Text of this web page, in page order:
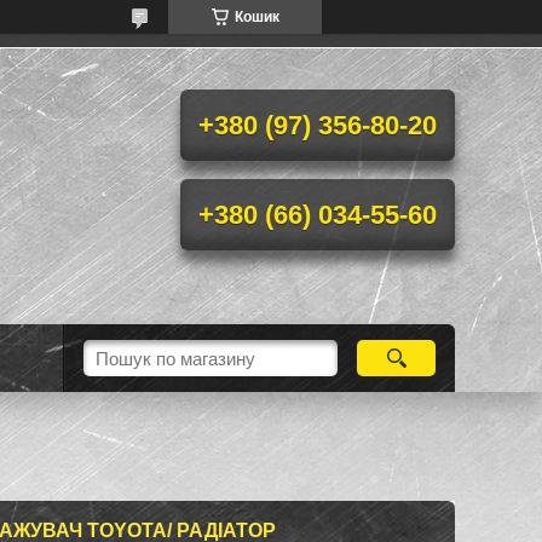
Кошик
+380 (97) 356-80-20
+380 (66) 034-55-60
TOYOTA/ РАДІАТОР